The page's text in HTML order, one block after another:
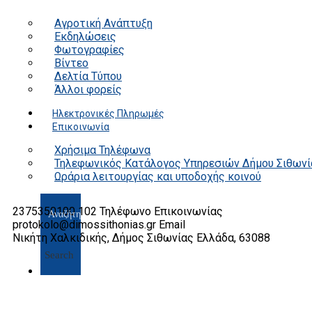
Αγροτική Ανάπτυξη
Εκδηλώσεις
Φωτογραφίες
Βίντεο
Δελτία Τύπου
Άλλοι φορείς
Ηλεκτρονικές Πληρωμές
Επικοινωνία
Χρήσιμα Τηλέφωνα
Τηλεφωνικός Κατάλογος Υπηρεσιών Δήμου
Ωράρια λειτουργίας και υποδοχής κοινού
Search
2375350100 102 Τηλέφωνο Επικοινωνίας
protokolo@dimossithonias.gr Email
Νικήτη Χαλκιδικής, Δήμος Σιθωνίας Ελλάδα, 63088